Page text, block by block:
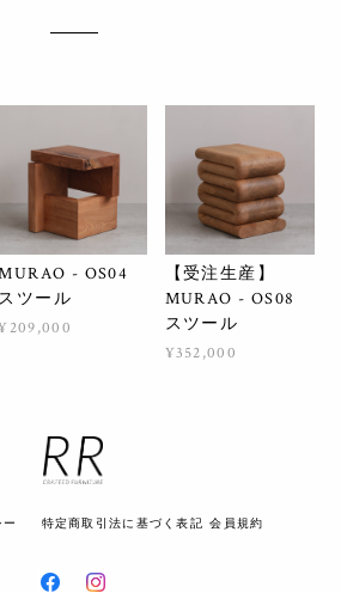
- OS04
スツール
【受注生産】
MURAO - OS08
スツール
¥352,000
特定商取引法に基づく表記 会員規約